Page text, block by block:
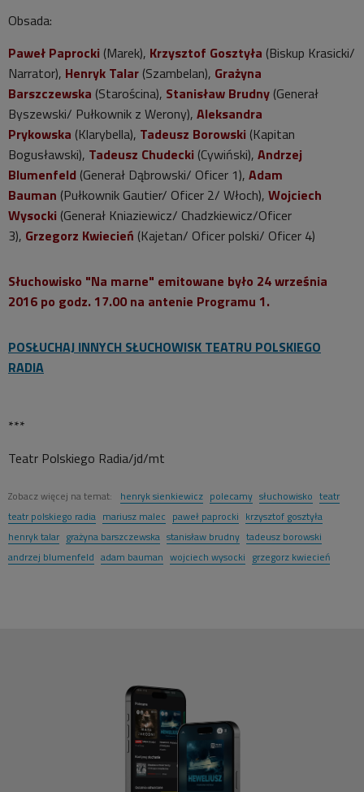
Obsada:
Paweł Paprocki (Marek), Krzysztof Gosztyła (Biskup Krasicki/
Narrator), Henryk Talar (Szambelan), Grażyna
Barszczewska (Starościna), Stanisław Brudny (Generał
Byszewski/ Pułkownik z Werony), Aleksandra
Prykowska (Klarybella), Tadeusz Borowski (Kapitan
Bogusławski), Tadeusz Chudecki (Cywiński), Andrzej
Blumenfeld (Generał Dąbrowski/ Oficer 1), Adam
Bauman (Pułkownik Gautier/ Oficer 2/ Włoch), Wojciech
Wysocki (Generał Kniaziewicz/ Chadzkiewicz/Oficer
3), Grzegorz Kwiecień (Kajetan/ Oficer polski/ Oficer 4)
Słuchowisko "Na marne" emitowane było 24 września
2016 po godz. 17.00 na antenie Programu 1.
POSŁUCHAJ INNYCH SŁUCHOWISK TEATRU POLSKIEGO
RADIA
***
Teatr Polskiego Radia/jd/mt
Zobacz więcej na temat: henryk sienkiewicz polecamy słuchowisko teatr
teatr polskiego radia mariusz malec paweł paprocki krzysztof gosztyła
henryk talar grażyna barszczewska stanisław brudny tadeusz borowski
andrzej blumenfeld adam bauman wojciech wysocki grzegorz kwiecień